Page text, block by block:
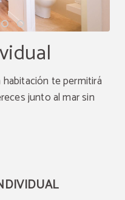
te permitirá
junto al mar sin